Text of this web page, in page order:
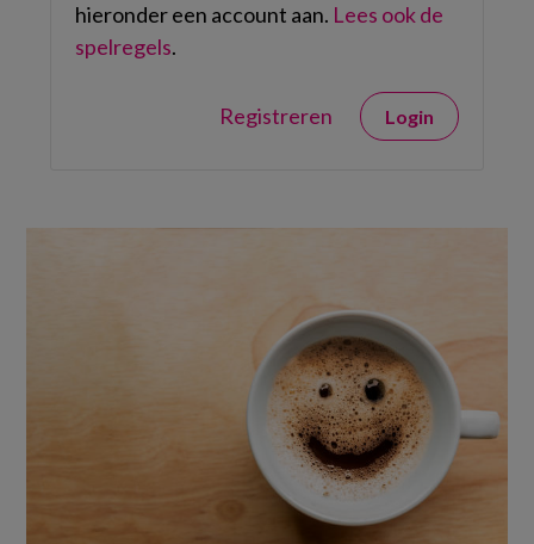
hieronder een account aan. Lees ook de
spelregels.
Registreren Login